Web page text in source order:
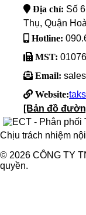
Địa chỉ: Số
Thụ, Quận
Hotline:
MST:
Email:
Website:
[Bản đồ
Chịu trách nhiệm
© 2026 CÔNG TY
quyền.